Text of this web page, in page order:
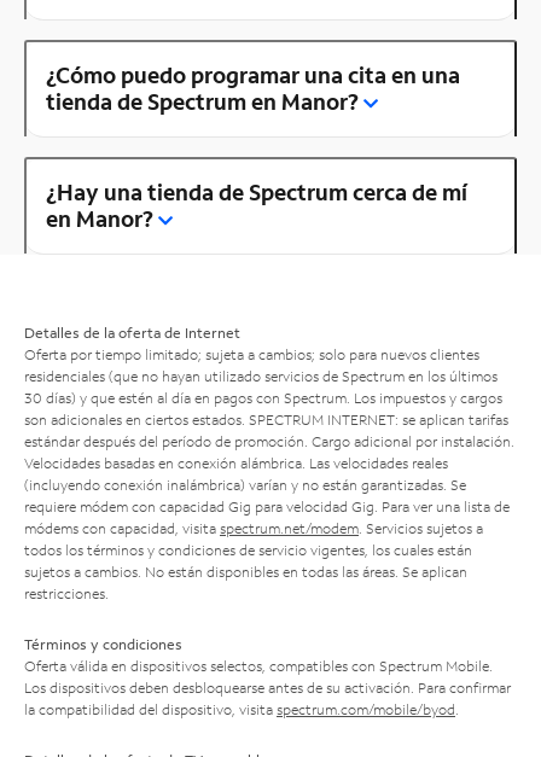
¿Cómo puedo programar una cita en una
tienda de Spectrum en Manor?
¿Hay una tienda de Spectrum cerca de mí
en Manor?
Detalles de la oferta de Internet
Oferta por tiempo limitado; sujeta a cambios; solo para nuevos clientes
residenciales (que no hayan utilizado servicios de Spectrum en los últimos
30 días) y que estén al día en pagos con Spectrum. Los impuestos y cargos
son adicionales en ciertos estados. SPECTRUM INTERNET: se aplican tarifas
estándar después del período de promoción. Cargo adicional por instalación.
Velocidades basadas en conexión alámbrica. Las velocidades reales
(incluyendo conexión inalámbrica) varían y no están garantizadas. Se
requiere módem con capacidad Gig para velocidad Gig. Para ver una lista de
módems con capacidad, visita spectrum.net/modem . Servicios sujetos a
todos los términos y condiciones de servicio vigentes, los cuales están
sujetos a cambios. No están disponibles en todas las áreas. Se aplican
restricciones.
Términos y condiciones
Oferta válida en dispositivos selectos, compatibles con Spectrum Mobile.
Los dispositivos deben desbloquearse antes de su activación. Para confirmar
la compatibilidad del dispositivo, visita spectrum.com/mobile/byod